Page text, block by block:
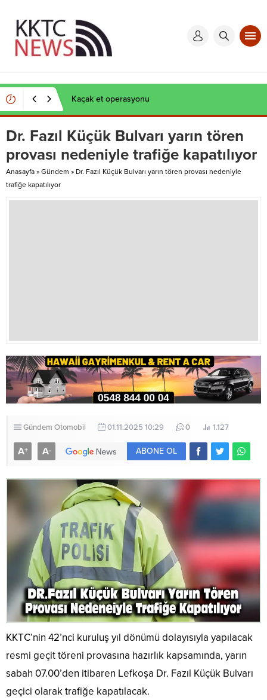
Kaçak et operasyonu
Dr. Fazıl Küçük Bulvarı yarın tören
provası nedeniyle trafiğe kapatılıyor
Anasayfa » Gündem » Dr. Fazıl Küçük Bulvarı yarın tören provası nedeniyle
trafiğe kapatılıyor
Gündem Otomobil 01.11.2025 10:29 0 1.127
A+ A- ABONE OL
KKTC’nin 42’nci kuruluş yıl dönümü dolayısıyla yapılacak
resmi geçit töreni provasına hazırlık kapsamında, yarın
sabah 07.00’den itibaren Lefkoşa Dr. Fazıl Küçük Bulvarı
geçici olarak trafiğe kapatılacak.